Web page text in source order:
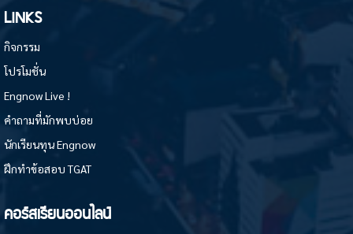
LINKS
กิจกรรม
โปรโมชั่น
Engnow Live !
คำถามที่มักพบบ่อย
นักเรียนทุน Engnow
ฝึกทำข้อสอบ TGAT
คอร์สเรียนออนไลน์